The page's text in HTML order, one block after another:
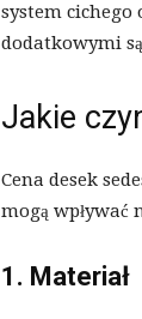
system cichego
dodatkowymi
Jakie
Cena desek
mogą wpływać
1. Materiał